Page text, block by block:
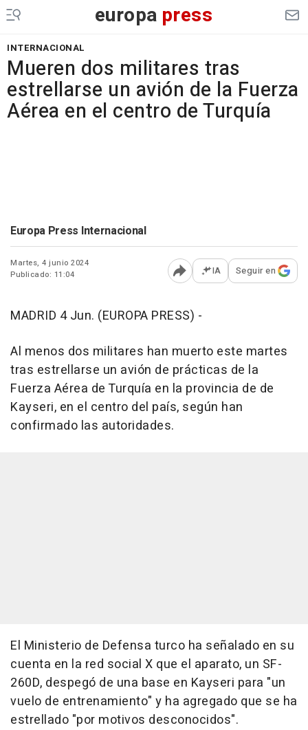
europa press
INTERNACIONAL
Mueren dos militares tras
estrellarse un avión de la Fuerza
Aérea en el centro de Turquía
Europa Press Internacional
Martes, 4 junio 2024
Publicado: 11:04
Abrir opciones para
IA Seguir en
MADRID 4 Jun. (EUROPA PRESS) -
Al menos dos militares han muerto este martes
tras estrellarse un avión de prácticas de la
Fuerza Aérea de Turquía en la provincia de de
Kayseri, en el centro del país, según han
confirmado las autoridades.
El Ministerio de Defensa turco ha señalado en su
cuenta en la red social X que el aparato, un SF-
260D, despegó de una base en Kayseri para "un
vuelo de entrenamiento" y ha agregado que se ha
estrellado "por motivos desconocidos".